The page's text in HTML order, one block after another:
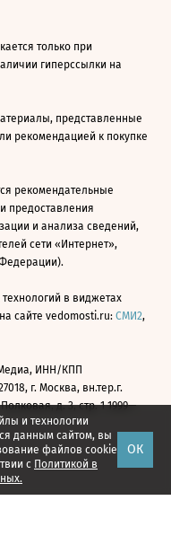
и технологии
данным сайтом, вы
файлов cookie
с Политикой в
ОК
только при
гиперссылки на
представленные
рекомендацией к покупке
рекомендательные
предоставления
и анализа сведений,
сети «Интернет»,
в виджетах
сайте vedomosti.ru: СМИ2,
ИНН/КПП
г. Москва, вн.тер.г.
д. 3, стр. 1 1999—